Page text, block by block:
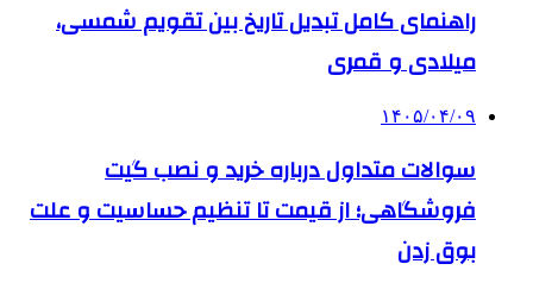
راهنمای کامل تبدیل تاریخ بین تقویم شمسی،
میلادی و قمری
۱۴۰۵/۰۴/۰۹
سوالات متداول درباره خرید و نصب گیت
فروشگاهی؛ از قیمت تا تنظیم حساسیت و علت
بوق زدن